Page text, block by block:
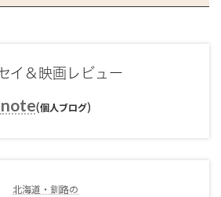
イ＆映画レビュー
note(個人ブログ)
北海道・釧路の